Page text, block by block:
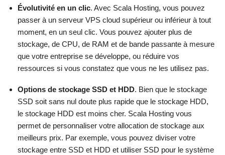
Évolutivité en un clic. Avec Scala Hosting, vous pouvez
passer à un serveur VPS cloud supérieur ou inférieur à tout
moment, en un seul clic. Vous pouvez ajouter plus de
stockage, de CPU, de RAM et de bande passante à mesure
que votre entreprise se développe, ou réduire vos
ressources si vous constatez que vous ne les utilisez pas.
Options de stockage SSD et HDD. Bien que le stockage
SSD soit sans nul doute plus rapide que le stockage HDD,
le stockage HDD est moins cher. Scala Hosting vous
permet de personnaliser votre allocation de stockage aux
meilleurs prix. Par exemple, vous pouvez diviser votre
stockage entre SSD et HDD et utiliser SSD pour le système